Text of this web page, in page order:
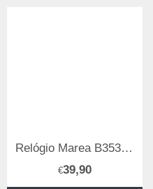
Relógio Marea B35355/5
€39,90